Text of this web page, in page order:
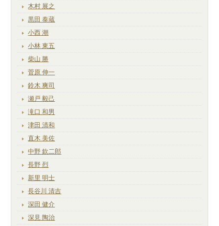
木村 展之
黒田 泰蔵
小西 潮
小林 東五
柴山 勝
菅原 伸一
鈴木 爽司
瀬戸 毅己
滝口 和男
津田 清和
直木 美佐
中野 欽二郎
長野 烈
新里 明士
長谷川 清吉
深田 健介
深見 陶治